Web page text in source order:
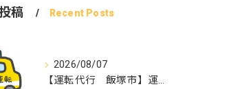
稿 Recent Posts
2026/08/07
【運転代行 飯塚市】運転代行スマイル